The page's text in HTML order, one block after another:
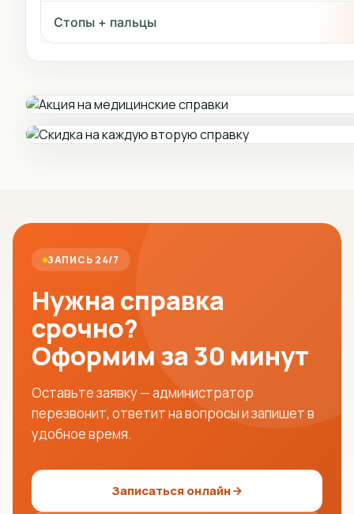
Стопы + пальцы
ЗАПИСЬ 24/7
Нужна справка
срочно?
Оформим за 30 минут
Оставьте заявку — администратор
перезвонит, ответит на вопросы и запишет в
удобное время.
Записаться онлайн